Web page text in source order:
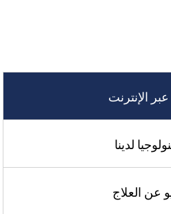
الإنترنت
لدينا
عن العلاج